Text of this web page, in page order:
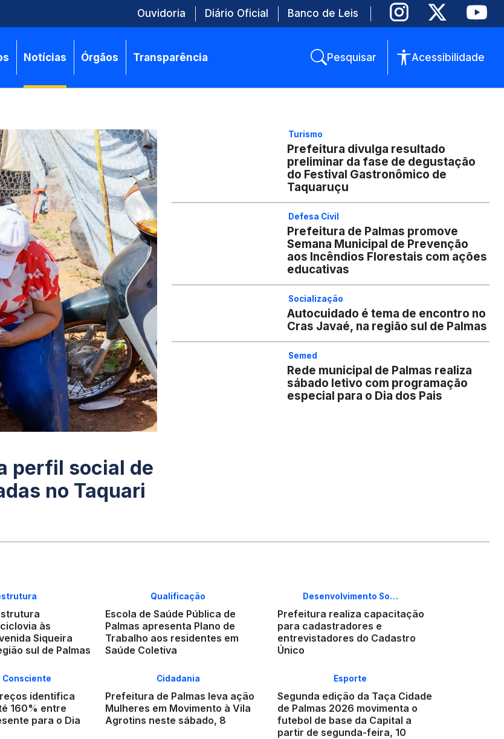
Ouvidoria Diário Oficial Banco de Leis
Notícias Órgãos Transparência Pesquisar Acessibilidade
perfil social de
no Taquari
Turismo
Prefeitura divulga resultado
preliminar da fase de degustação
do Festival Gastronômico de
Taquaruçu
Defesa Civil
Prefeitura de Palmas promove
Semana Municipal de Prevenção
aos Incêndios Florestais com ações
educativas
Socialização
Autocuidado é tema de encontro no
Cras Javaé, na região sul de Palmas
Semed
Rede municipal de Palmas realiza
sábado letivo com programação
especial para o Dia dos Pais
às
Siqueira
sul de Palmas
Qualificação
Escola de Saúde Pública de
Palmas apresenta Plano de
Trabalho aos residentes em
Saúde Coletiva
Desenvolvimento So…
Prefeitura realiza capacitação
para cadastradores e
entrevistadores do Cadastro
Único
Consciente
identifica
160% entre
para o Dia
Cidadania
Prefeitura de Palmas leva ação
Mulheres em Movimento à Vila
Agrotins neste sábado, 8
Esporte
Segunda edição da Taça Cidade
de Palmas 2026 movimenta o
futebol de base da Capital a
partir de segunda-feira, 10